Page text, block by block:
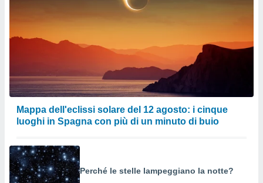
Mappa dell'eclissi solare del 12 agosto: i cinque
luoghi in Spagna con più di un minuto di buio
Perché le stelle lampeggiano la notte?